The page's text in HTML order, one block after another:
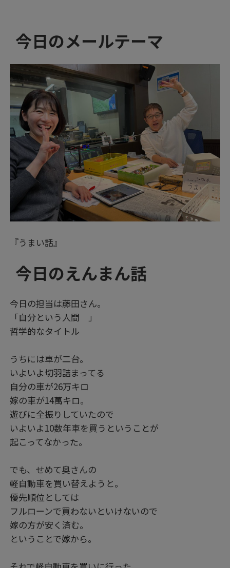
今日のメールテーマ
『うまい話』
今日のえんまん話
今日の担当は藤田さん。
「自分という人間 」
哲学的なタイトル
うちには車が二台。
いよいよ切羽詰まってる
自分の車が26万キロ
嫁の車が14萬キロ。
遊びに全振りしていたので
いよいよ10数年車を買うということが
起こってなかった。
でも、せめて奥さんの
軽自動車を買い替えようと。
優先順位としては
フルローンで買わないといけないので
嫁の方が安く済む。
ということで嫁から。